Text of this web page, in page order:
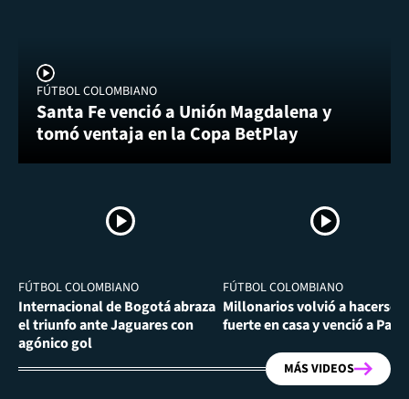
FÚTBOL COLOMBIANO
Santa Fe venció a Unión Magdalena y
tomó ventaja en la Copa BetPlay
FÚTBOL COLOMBIANO
Internacional de Bogotá abraza
el triunfo ante Jaguares con
agónico gol
FÚTBOL COLOMBIANO
Millonarios volvió a hacerse
fuerte en casa y venció a
MÁS VIDEOS